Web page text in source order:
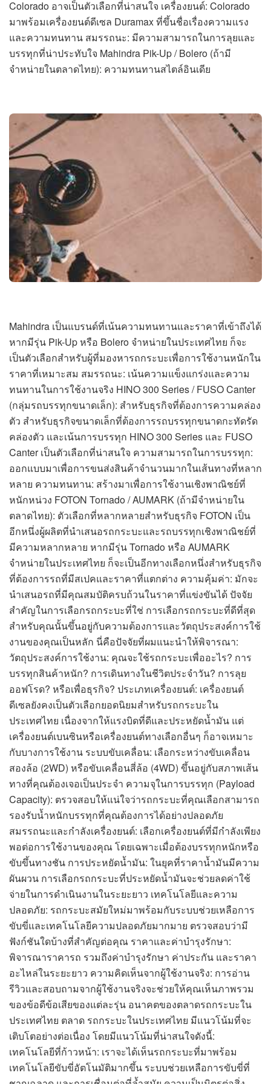
Colorado อาจเป็นตัวเลือกที่น่าสนใจ เครื่องยนต์: Colorado
มาพร้อมเครื่องยนต์ดีเซล Duramax ที่ขึ้นชื่อเรื่องความแรง
และความทนทาน สมรรถนะ: มีความสามารถในการลุยและ
บรรทุกที่น่าประทับใจ Mahindra Pik-Up / Bolero (ถ้ามี
จำหน่ายในตลาดไทย): ความทนทานสไตล์อินเดีย
Mahindra เป็นแบรนด์ที่เน้นความทนทานและราคาที่เข้าถึงได้
หากมีรุ่น Pik-Up หรือ Bolero จำหน่ายในประเทศไทย ก็จะ
เป็นตัวเลือกสำหรับผู้ที่มองหารถกระบะเพื่อการใช้งานหนักใน
ราคาที่เหมาะสม สมรรถนะ: เน้นความแข็งแกร่งและความ
ทนทานในการใช้งานจริง HINO 300 Series / FUSO Canter
(กลุ่มรถบรรทุกขนาดเล็ก): สำหรับธุรกิจที่ต้องการความคล่อง
ตัว สำหรับธุรกิจขนาดเล็กที่ต้องการรถบรรทุกขนาดกะทัดรัด
คล่องตัว และเน้นการบรรทุก HINO 300 Series และ FUSO
Canter เป็นตัวเลือกที่น่าสนใจ ความสามารถในการบรรทุก:
ออกแบบมาเพื่อการขนส่งสินค้าจำนวนมากในเส้นทางที่หลาก
หลาย ความทนทาน: สร้างมาเพื่อการใช้งานเชิงพาณิชย์ที่
หนักหน่วง FOTON Tornado / AUMARK (ถ้ามีจำหน่ายใน
ตลาดไทย): ตัวเลือกที่หลากหลายสำหรับธุรกิจ FOTON เป็น
อีกหนึ่งผู้ผลิตที่นำเสนอรถกระบะและรถบรรทุกเชิงพาณิชย์ที่
มีความหลากหลาย หากมีรุ่น Tornado หรือ AUMARK
จำหน่ายในประเทศไทย ก็จะเป็นอีกทางเลือกหนึ่งสำหรับธุรกิจ
ที่ต้องการรถที่มีสเปคและราคาที่แตกต่าง ความคุ้มค่า: มักจะ
นำเสนอรถที่มีคุณสมบัติครบถ้วนในราคาที่แข่งขันได้ ปัจจัย
สำคัญในการเลือกรถกระบะที่ใช่ การเลือกรถกระบะที่ดีที่สุด
สำหรับคุณนั้นขึ้นอยู่กับความต้องการและวัตถุประสงค์การใช้
งานของคุณเป็นหลัก นี่คือปัจจัยที่ผมแนะนำให้พิจารณา:
วัตถุประสงค์การใช้งาน: คุณจะใช้รถกระบะเพื่ออะไร? การ
บรรทุกสินค้าหนัก? การเดินทางในชีวิตประจำวัน? การลุย
ออฟโรด? หรือเพื่อธุรกิจ? ประเภทเครื่องยนต์: เครื่องยนต์
ดีเซลยังคงเป็นตัวเลือกยอดนิยมสำหรับรถกระบะใน
ประเทศไทย เนื่องจากให้แรงบิดที่ดีและประหยัดน้ำมัน แต่
เครื่องยนต์เบนซินหรือเครื่องยนต์ทางเลือกอื่นๆ ก็อาจเหมาะ
กับบางการใช้งาน ระบบขับเคลื่อน: เลือกระหว่างขับเคลื่อน
สองล้อ (2WD) หรือขับเคลื่อนสี่ล้อ (4WD) ขึ้นอยู่กับสภาพเส้น
ทางที่คุณต้องเจอเป็นประจำ ความจุในการบรรทุก (Payload
Capacity): ตรวจสอบให้แน่ใจว่ารถกระบะที่คุณเลือกสามารถ
รองรับน้ำหนักบรรทุกที่คุณต้องการได้อย่างปลอดภัย
สมรรถนะและกำลังเครื่องยนต์: เลือกเครื่องยนต์ที่มีกำลังเพียง
พอต่อการใช้งานของคุณ โดยเฉพาะเมื่อต้องบรรทุกหนักหรือ
ขับขึ้นทางชัน การประหยัดน้ำมัน: ในยุคที่ราคาน้ำมันมีความ
ผันผวน การเลือกรถกระบะที่ประหยัดน้ำมันจะช่วยลดค่าใช้
จ่ายในการดำเนินงานในระยะยาว เทคโนโลยีและความ
ปลอดภัย: รถกระบะสมัยใหม่มาพร้อมกับระบบช่วยเหลือการ
ขับขี่และเทคโนโลยีความปลอดภัยมากมาย ตรวจสอบว่ามี
ฟังก์ชันใดบ้างที่สำคัญต่อคุณ ราคาและค่าบำรุงรักษา:
พิจารณาราคารถ รวมถึงค่าบำรุงรักษา ค่าประกัน และราคา
อะไหล่ในระยะยาว ความคิดเห็นจากผู้ใช้งานจริง: การอ่าน
รีวิวและสอบถามจากผู้ใช้งานจริงจะช่วยให้คุณเห็นภาพรวม
ของข้อดีข้อเสียของแต่ละรุ่น อนาคตของตลาดรถกระบะใน
ประเทศไทย ตลาด รถกระบะในประเทศไทย มีแนวโน้มที่จะ
เติบโตอย่างต่อเนื่อง โดยมีแนวโน้มที่น่าสนใจดังนี้:
เทคโนโลยีที่ก้าวหน้า: เราจะได้เห็นรถกระบะที่มาพร้อม
เทคโนโลยีขับขี่อัตโนมัติมากขึ้น ระบบช่วยเหลือการขับขี่ที่